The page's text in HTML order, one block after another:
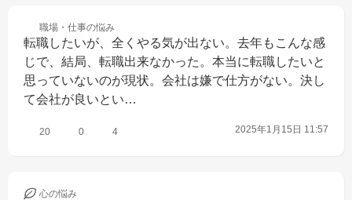
職場・仕事の悩み
転職したいが、全くやる気が出ない。去年もこんな感
じで、結局、転職出来なかった。本当に転職したいと
思っていないのが現状。会社は嫌で仕方がない。決し
て会社が良いとい…
20 0 4 2025年1月15日 11:57
心の悩み